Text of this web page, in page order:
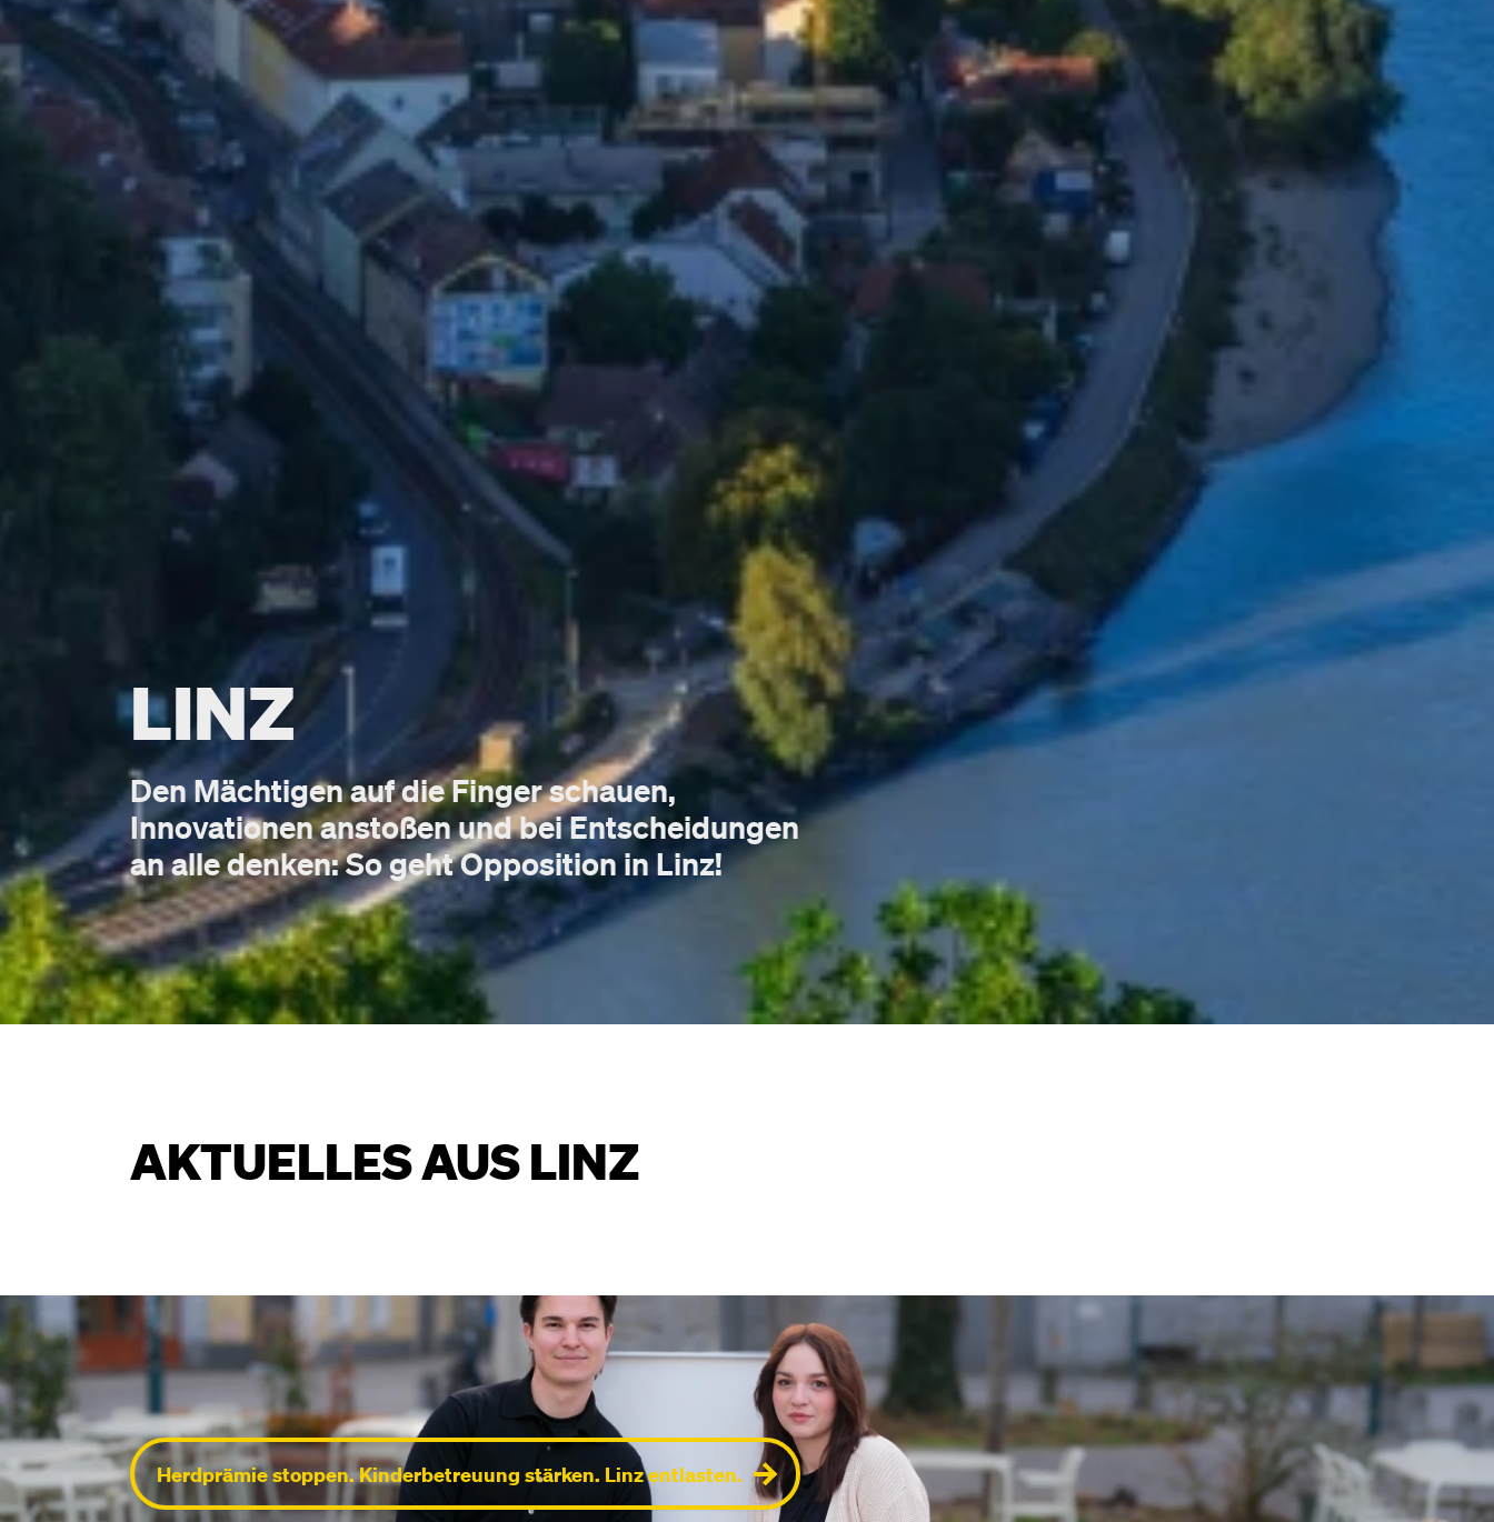
LINZ
Den Mächtigen auf die Finger schauen,
Innovationen anstoßen und bei Entscheidungen
an alle denken: So geht Opposition in Linz!
AKTUELLES AUS LINZ
Herdprämie stoppen. Kinderbetreuung stärken. Linz entlasten.